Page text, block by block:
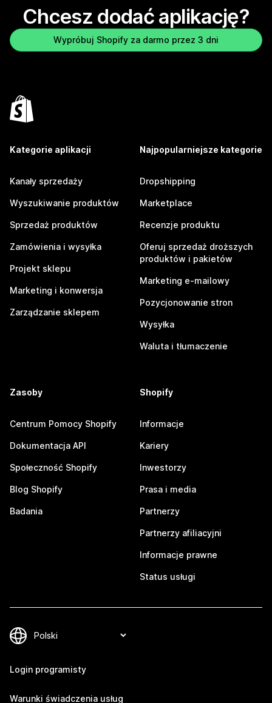
Chcesz dodać aplikację?
Wypróbuj Shopify za darmo przez 3 dni
Kategorie aplikacji
Kanały sprzedaży
Wyszukiwanie produktów
Sprzedaż produktów
Zamówienia i wysyłka
Projekt sklepu
Marketing i konwersja
Zarządzanie sklepem
Najpopularniejsze kategorie
Dropshipping
Marketplace
Recenzje produktu
Oferuj sprzedaż droższych
produktów i pakietów
Marketing e-mailowy
Pozycjonowanie stron
Wysyłka
Waluta i tłumaczenie
Zasoby
Centrum Pomocy Shopify
Dokumentacja API
Społeczność Shopify
Blog Shopify
Badania
Shopify
Informacje
Kariery
Inwestorzy
Prasa i media
Partnerzy
Partnerzy afiliacyjni
Informacje prawne
Status usługi
Login programisty
Warunki świadczenia usług